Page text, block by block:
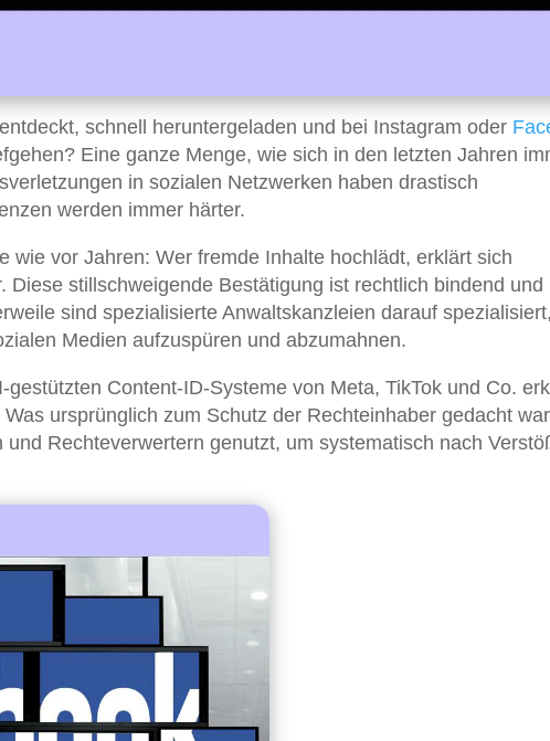
schnell heruntergeladen und bei Instagram oder
Eine ganze Menge, wie sich in den letzten Jahren
in sozialen Netzwerken haben drastisch
werden immer härter.
wie vor Jahren: Wer fremde Inhalte hochlädt, erklärt sich
Diese stillschweigende Bestätigung ist rechtlich bindend und
sind spezialisierte Anwaltskanzleien darauf spezialisiert,
Medien aufzuspüren und abzumahnen.
Content-ID-Systeme von Meta, TikTok und Co.
ursprünglich zum Schutz der Rechteinhaber gedacht
Rechteverwertern genutzt, um systematisch nach